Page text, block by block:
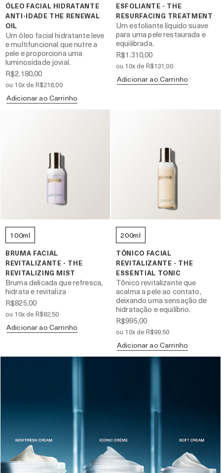
ÓLEO FACIAL HIDRATANTE
ANTI-IDADE THE RENEWAL
OIL
Um óleo facial hidratante leve
e multifuncional que nutre a
pele e proporciona uma
luminosidade jovial.
R$2.180,00
ou 10x de R$218,00
Adicionar ao Carrinho
ESFOLIANTE - THE
RESURFACING TREATMENT
Um esfoliante líquido suave
para uma pele restaurada e
equilibrada.
R$1.310,00
ou 10x de R$131,00
Adicionar ao Carrinho
100ml
BRUMA FACIAL
REVITALIZANTE - THE
REVITALIZING MIST
Bruma delicada que refresca,
hidrata e revitaliza
R$825,00
ou 10x de R$82,50
Adicionar ao Carrinho
200ml
TÔNICO FACIAL
REVITALIZANTE - THE
ESSENTIAL TONIC
Tônico revitalizante que
acalma a pele ao contato,
deixando uma sensação de
hidratação e equilíbrio.
R$995,00
ou 10x de R$99,50
Adicionar ao Carrinho